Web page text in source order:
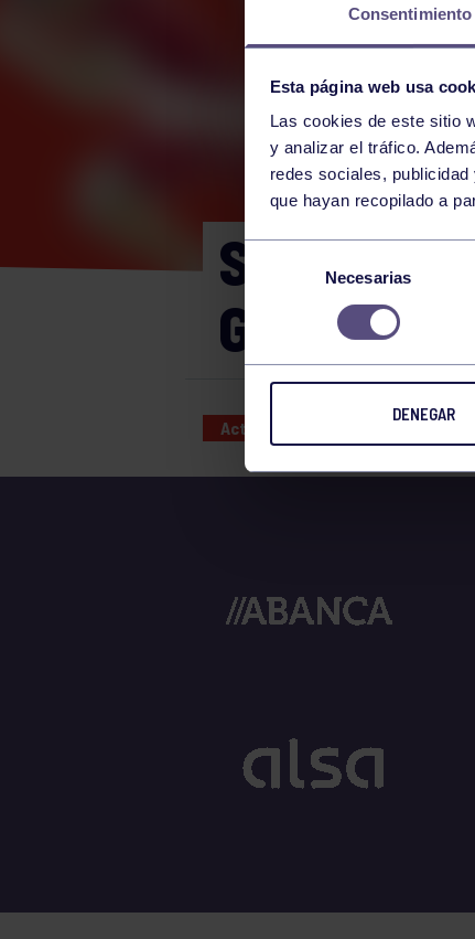
Consentimiento
Esta página web usa
Las cookies de este sitio
y analizar el tráfico.
redes sociales,
que hayan recopilado a
consentimiento
Necesarias
DENEGAR
SÁBADO
GIMNASIO
Actividades deportivas 01